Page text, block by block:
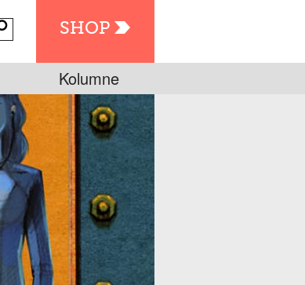
SHOP
Kolumne